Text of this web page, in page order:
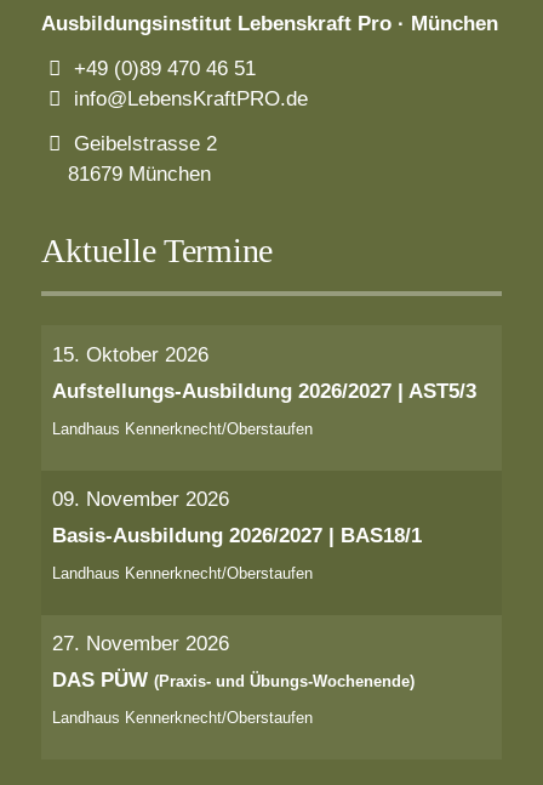
Ausbildungsinstitut Lebenskraft Pro · München
+49 (0)89 470 46 51
info@LebensKraftPRO.de
Geibelstrasse 2
81679 München
Aktuelle Termine
15. Oktober 2026
Aufstellungs-Ausbildung 2026/2027 | AST5/3
Landhaus Kennerknecht/Oberstaufen
09. November 2026
Basis-Ausbildung 2026/2027 | BAS18/1
Landhaus Kennerknecht/Oberstaufen
27. November 2026
DAS PÜW(Praxis- und Übungs-Wochenende)
Landhaus Kennerknecht/Oberstaufen